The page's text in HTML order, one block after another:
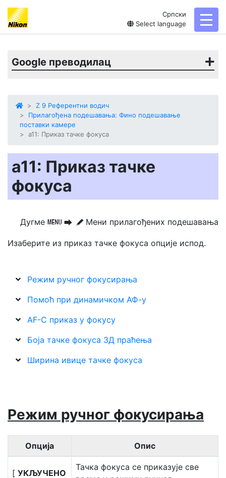
Српски
Select language
Google преводилац
Z 9 Референтни водич
Прилагођена подешавања: Фино подешавање
поставки камере
a11: Приказ тачке фокуса
a11: Приказ тачке
фокуса
Дугме G U A Мени прилагођених подешавања
Изаберите из приказ тачке фокуса опције испод.
Режим ручног фокусирања
Помоћ при динамичком АФ-у
AF-C приказ у фокусу
Боја тачке фокуса 3Д праћења
Ширина ивице тачке фокуса
Режим ручног фокусирања
Опција Опис
[ УКЉУЧЕНО
Тачка фокуса се приказује све